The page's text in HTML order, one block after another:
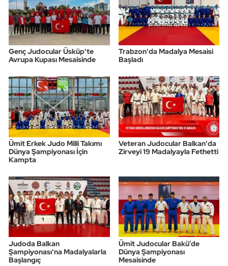
Genç Judocular Üsküp'te
Avrupa Kupası Mesaisinde
Trabzon'da Madalya Mesaisi
Başladı
Ümit Erkek Judo Milli Takımı
Dünya Şampiyonası İçin
Kampta
Veteran Judocular Balkan'da
Zirveyi 19 Madalyayla Fethetti
Judoda Balkan
Şampiyonası'na Madalyalarla
Başlangıç
Ümit Judocular Bakü’de
Dünya Şampiyonası
Mesaisinde